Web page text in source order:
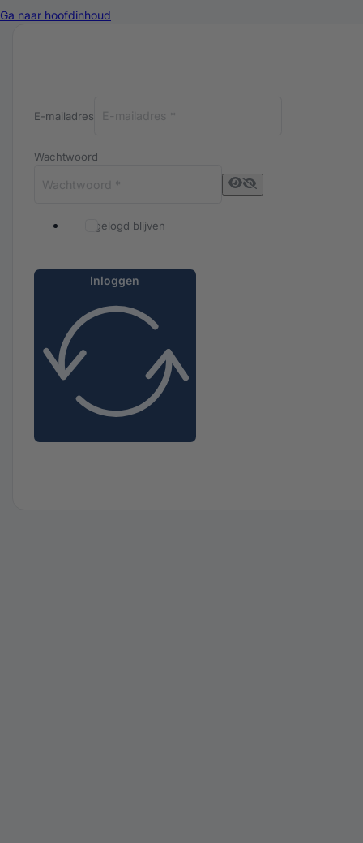
Ga naar hoofdinhoud
Inloggen bij Luxuriq
E-mailadres
Wachtwoord
Ingelogd blijven
Inloggen